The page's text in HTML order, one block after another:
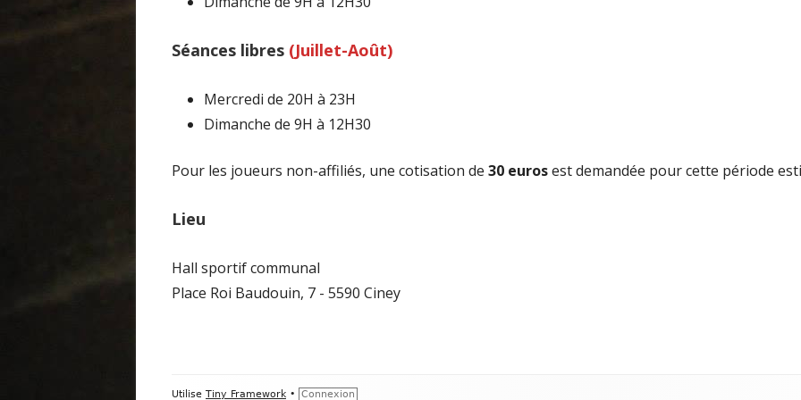
Séances libres (Juillet-Août)
Mercredi de 20H à 23H
Dimanche de 9H à 12H30
Pour les joueurs non-affiliés, une cotisation de 30 eurosest demandée pour cette période
Lieu
Hall sportif communal
Place Roi Baudouin, 7 - 5590 Ciney
Contenu
Utilise Tiny Framework • Connexion